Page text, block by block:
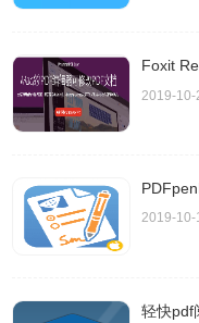
Foxit
2019-10-
2019-10-
轻快pdf